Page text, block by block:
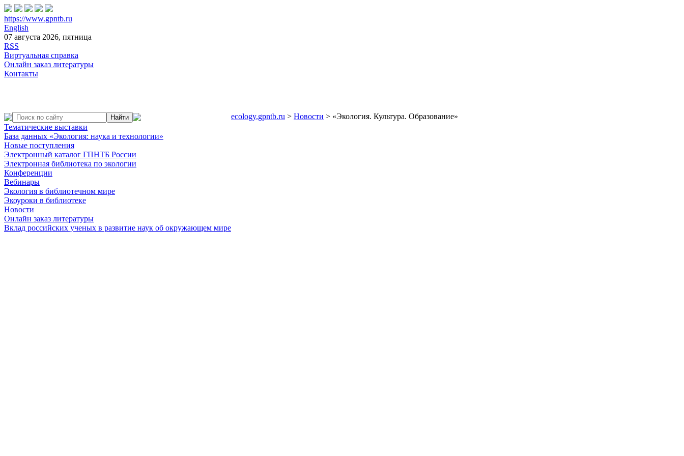
https://www.gpntb.ru
English
07 августа 2026, пятница
RSS
Виртуальная справка
Онлайн заказ литературы
Контакты
Тематические выставки
База данных «Экология: наука и технологии»
Новые поступления
Электронный каталог ГПНТБ России
Электронная библиотека по экологии
Конференции
Вебинары
Экология в библиотечном мире
Экоуроки в библиотеке
Новости
Онлайн заказ литературы
Вклад российских ученых в развитие наук об окружающем мире
ecology.gpntb.ru > Новости > «Экология. Культура. Образование»